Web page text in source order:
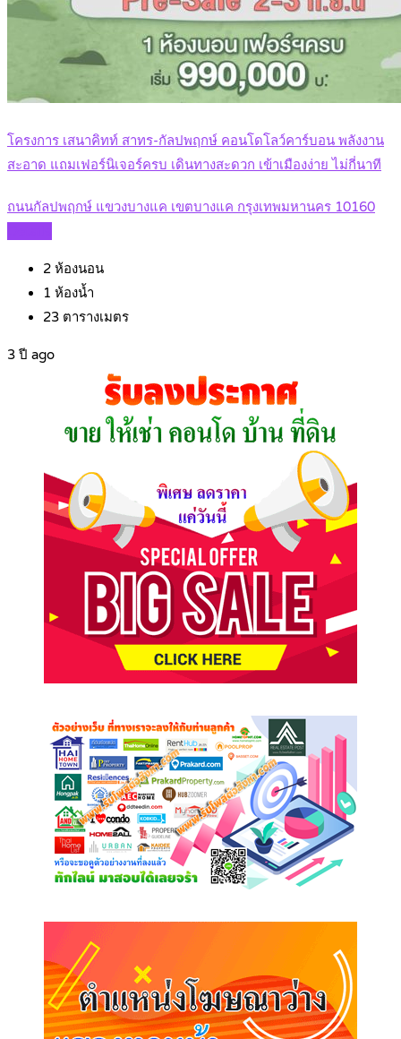
โครงการ เสนาคิทท์ สาทร-กัลปพฤกษ์ คอนโดโลว์คาร์บอน พลังงาน
สะอาด แถมเฟอร์นิเจอร์ครบ เดินทางสะดวก เข้าเมืองง่าย ไม่กี่นาที
ถนนกัลปพฤกษ์ แขวงบางแค เขตบางแค กรุงเทพมหานคร 10160
2 ห้องนอน
1 ห้องน้ำ
23 ตารางเมตร
3 ปี ago